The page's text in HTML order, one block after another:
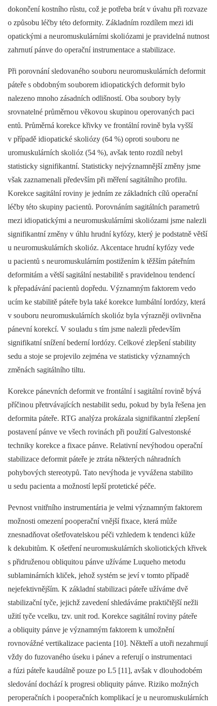
dokončení kostního růstu, což je potřeba brát v úvahu při rozvaze
o způsobu léčby této deformity. Základním rozdílem mezi idi
opatickými a ne uromuskulárními skoli ózami je pravidelná nutnost
zahrnutí pánve do operační instrumentace a stabilizace.
Při porovnání sledovaného so uboru ne uromuskulárních deformit
páteře s obdobným so uborem idi opatických deformit bylo
nalezeno mnoho zásadních odlišností. Oba so ubory byly
srovnatelné průměrno u věkovo u skupino u operovaných paci
entů. Průměrná korekce křivky ve frontální rovině byla vyšší
v případě idi opatické skoli ózy (64 %) oproti so uboru ne
uromuskulárních skoli óz (54 %), avšak tento rozdíl nebyl
statisticky signifikantní. Statisticky nejvýznamnější změny jsme
však zaznamenali především při měření sagitálního profilu.
Korekce sagitální roviny je jedním ze základních cílů operační
léčby této skupiny paci entů. Porovnáním sagitálních parametrů
mezi idi opatickými a ne uromuskulárními skoli ózami jsme nalezli
signifikantní změny v úhlu hrudní kyfózy, který je podstatně větší
u ne uromuskulárních skoli óz. Akcentace hrudní kyfózy vede
u paci entů s ne uromuskulárním postižením k těžším páteřním
deformitám a větší sagitální nestabilitě s pravidelno u tendencí
k přepadávání paci entů dopředu. Významným faktorem vedo
ucím ke stabilitě páteře byla také korekce lumbální lordózy, která
v so uboru ne uromuskulárních skoli óz byla výrazněji ovlivněna
pánevní korekcí. V so uladu s tím jsme nalezli především
signifikatní snížení bederní lordózy. Celkové zlepšení stability
sedu a stoje se projevilo zejména ve statisticky významných
změnách sagitálního tiltu.
Korekce pánevních deformit ve frontální i sagitální rovině bývá
příčino u přetrvávajících nestabilit sedu, pokud by byla řešena jen
deformita páteře. RTG analýza prokázala signifikantní zlepšení
postavení pánve ve všech rovinách při po užití Galvestonské
techniky korekce a fixace pánve. Relativní nevýhodo u operační
stabilizace deformit páteře je ztráta některých náhradních
pohybových stereotypů. Tato nevýhoda je vyvážena stabilito
u sedu paci enta a možností lepší protetické péče.
Pevnost vnitřního instrumentári a je velmi významným faktorem
možnosti omezení po operační vnější fixace, která může
znesnadňovat ošetřovatelsko u péči vzhledem k tendenci kůže
k dekubitům. K ošetření ne uromuskulárních skoli otických křivek
s přidruženo u obliquito u pánve užíváme Luqueho metodu
sublaminárních kliček, jehož systém se jeví v tomto případě
nejefektivnějším. K základní stabilizaci páteře užíváme dvě
stabilizační tyče, jejichž zavedení shledáváme praktičtější nežli
užití tyče vcelku, tzv. unit rod. Korekce sagitální roviny páteře
a obliquity pánve je významným faktorem k umožnění
rovnovážné vertikalizace paci enta [10]. Někteří a utoři nezahrnují
vždy do fuzovaného úseku i pánev a referují o instrumentaci
a fúzi páteře ka událně po uze po L5 [11], avšak v dlo uhodobém
sledování dochází k progresi obliquity pánve. Riziko možných
peroperačních i po operačních komplikací je u ne uromuskulárních